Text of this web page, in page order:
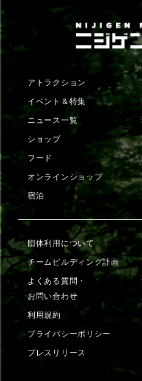
アトラクション
イベント＆特集
ニュース一覧
ショップ
フード
オンラインショップ
宿泊
団体利用について
チームビルディング計画
よくある質問・
お問い合わせ
利用規約
プライバシーポリシー
プレスリリース